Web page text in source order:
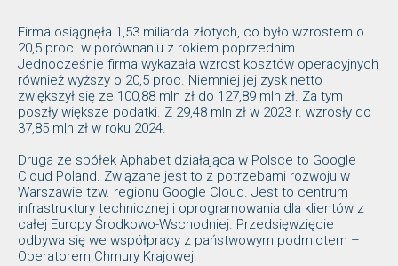
Firma osiągnęła 1,53 miliarda złotych, co było wzrostem o
20,5 proc. w porównaniu z rokiem poprzednim.
Jednocześnie firma wykazała wzrost kosztów operacyjnych
również wyższy o 20,5 proc. Niemniej jej zysk netto
zwiększył się ze 100,88 mln zł do 127,89 mln zł. Za tym
poszły większe podatki. Z 29,48 mln zł w 2023 r. wzrosły do
37,85 mln zł w roku 2024.
Druga ze spółek Aphabet działająca w Polsce to Google
Cloud Poland. Związane jest to z potrzebami rozwoju w
Warszawie tzw. regionu Google Cloud. Jest to centrum
infrastruktury technicznej i oprogramowania dla klientów z
całej Europy Środkowo-Wschodniej. Przedsięwzięcie
odbywa się we współpracy z państwowym podmiotem –
Operatorem Chmury Krajowej.